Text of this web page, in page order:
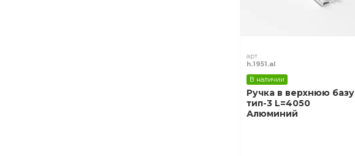
арт.
h.1951.al
В наличии
Ручка в верхнюю базу
тип-3 L=4050
Алюминий